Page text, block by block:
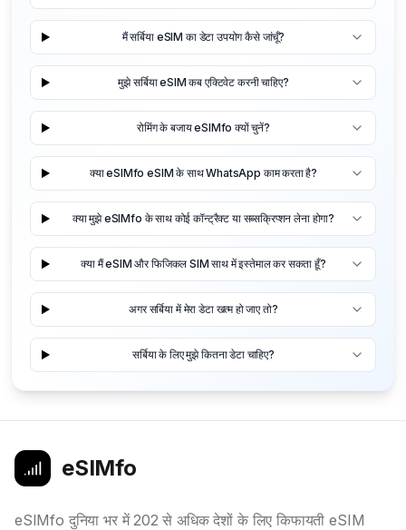
मैं सर्बिया eSIM का डेटा उपयोग कैसे जांचूँ?
मुझे सर्बिया eSIM कब एक्टिवेट करनी चाहिए?
रोमिंग के बजाय eSIMfo क्यों चुनें?
क्या eSIMfo eSIM के साथ WhatsApp काम करता है?
क्या मुझे eSIMfo के साथ कोई कॉन्ट्रैक्ट या सब्सक्रिप्शन लेना होगा?
क्या मैं eSIM और फिजिकल SIM साथ में इस्तेमाल कर सकता हूँ?
अगर सर्बिया में मेरा डेटा खत्म हो जाए तो?
सर्बिया के लिए मुझे कितना डेटा चाहिए?
eSIMfo
eSIMfo दुनिया भर में 202 से अधिक देशों के लिए किफायती eSIM